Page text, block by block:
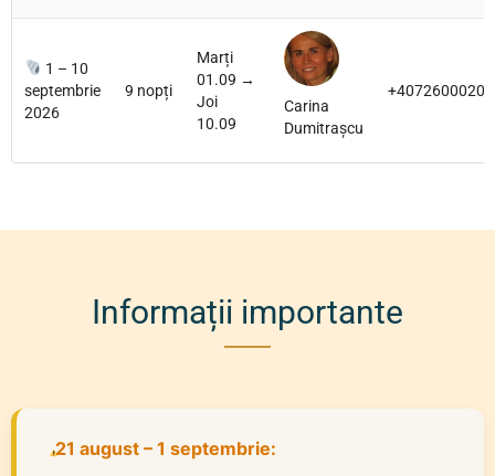
1 – 10
septembrie
2026
9 nopți
Marți
01.09 →
Joi
10.09
Carina
Dumitrașcu
+40726000200
Informații importante
21 august – 1 septembrie: